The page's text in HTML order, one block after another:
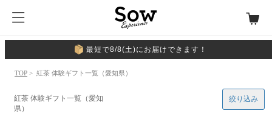
最短で8/8(土)にお届けできます！
TOP > 紅茶 体験ギフト一覧（愛知県）
紅茶 体験ギフト一覧（愛知
県）
絞り込み